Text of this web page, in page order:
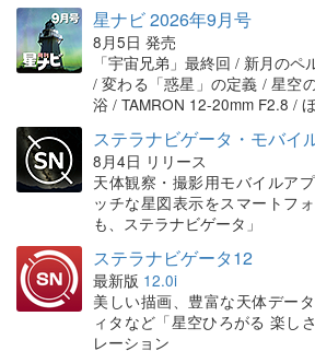
星ナビ 2026年9月号
8月5日 発売
「宇宙兄弟」最終回 / 新月の
/ 変わる「惑星」の定義 / 星空
浴 / TAMRON 12-20mm F2.8 /
ステラナビゲータ・モバイ
8月4日 リリース
天体観察・撮影用モバイルア
ッチな星図表示をスマートフ
も、ステラナビゲータ」
ステラナビゲータ12
最新版 12.0i
美しい描画、豊富な天体デー
ィタなど「星空ひろがる 楽し
レーション